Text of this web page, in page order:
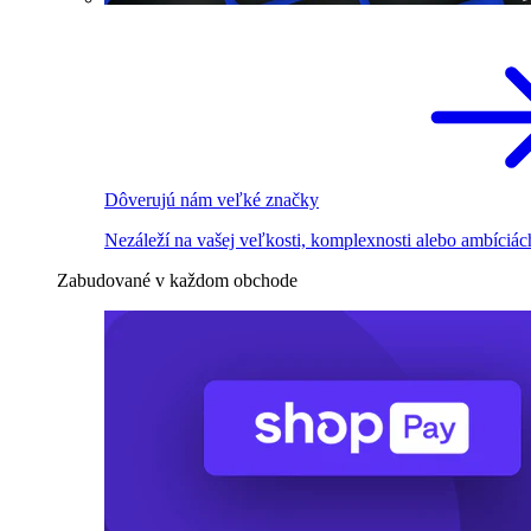
Dôverujú nám veľké značky
Nezáleží na vašej veľkosti, komplexnosti alebo
Zabudované v každom obchode